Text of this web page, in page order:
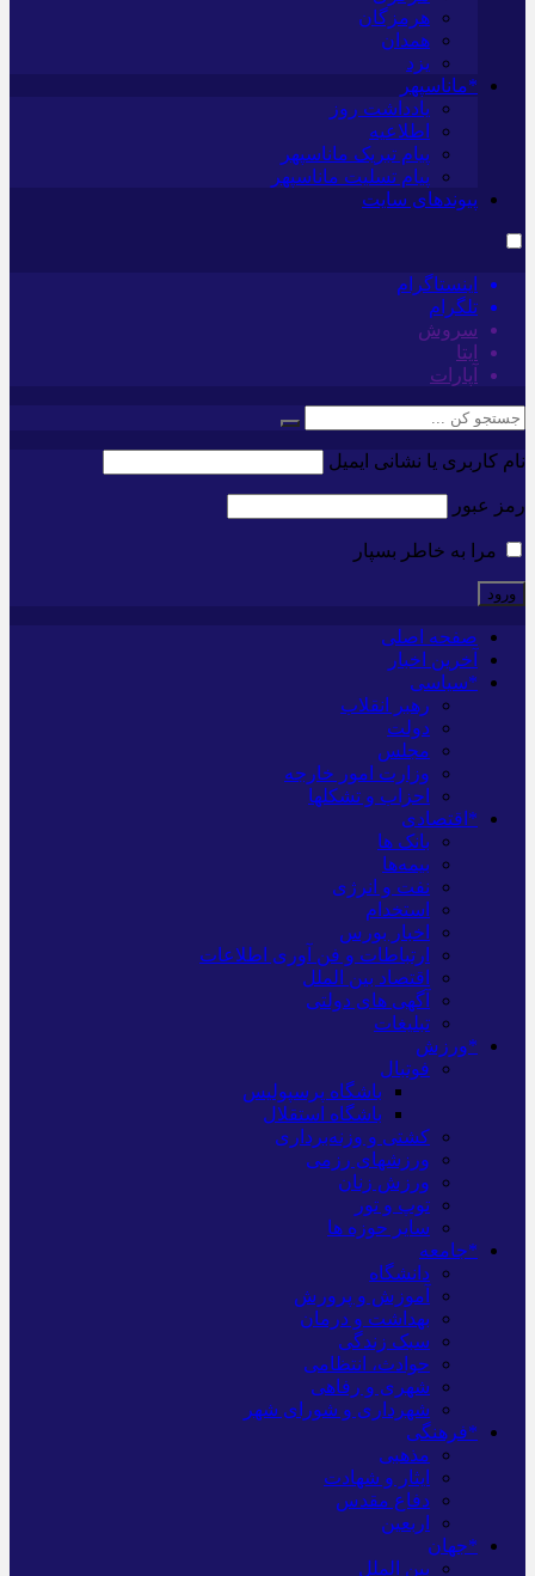
هرمزگان
همدان
یزد
*ماناسپهر
یادداشت روز
اطلاعیه
پیام تبریک ماناسپهر
پیام تسلیت ماناسپهر
پیوندهای سایت
اینستاگرام
تلگرام
سروش
ایتا
آپارات
نام کاربری یا نشانی ایمیل
رمز عبور
مرا به خاطر بسپار
صفحه اصلی
آخرین اخبار
*سیاسی
رهبر انقلاب
دولت
مجلس
وزارت امور خارجه
احزاب و تشکلها
*اقتصادی
بانک ها
بیمه‌ها
نفت و انرژی
استخدام
اخبار بورس
ارتباطات و فن آوری اطلاعات
اقتصاد بین الملل
آگهی های دولتی
تبلیغات
*ورزش
فوتبال
باشگاه پرسپولیس
باشگاه استقلال
کشتی و وزنه‌برداری
ورزشهای رزمی
ورزش زنان
توپ و تور
سایر حوزه ها
*جامعه
دانشگاه
آموزش و پرورش
بهداشت و درمان
سبک زندگی
حوادث، انتظامی
شهری و رفاهی
شهرداری و شورای شهر
*فرهنگی
مذهبی
ایثار و شهادت
دفاع مقدس
اربعین
*جهان
بین الملل